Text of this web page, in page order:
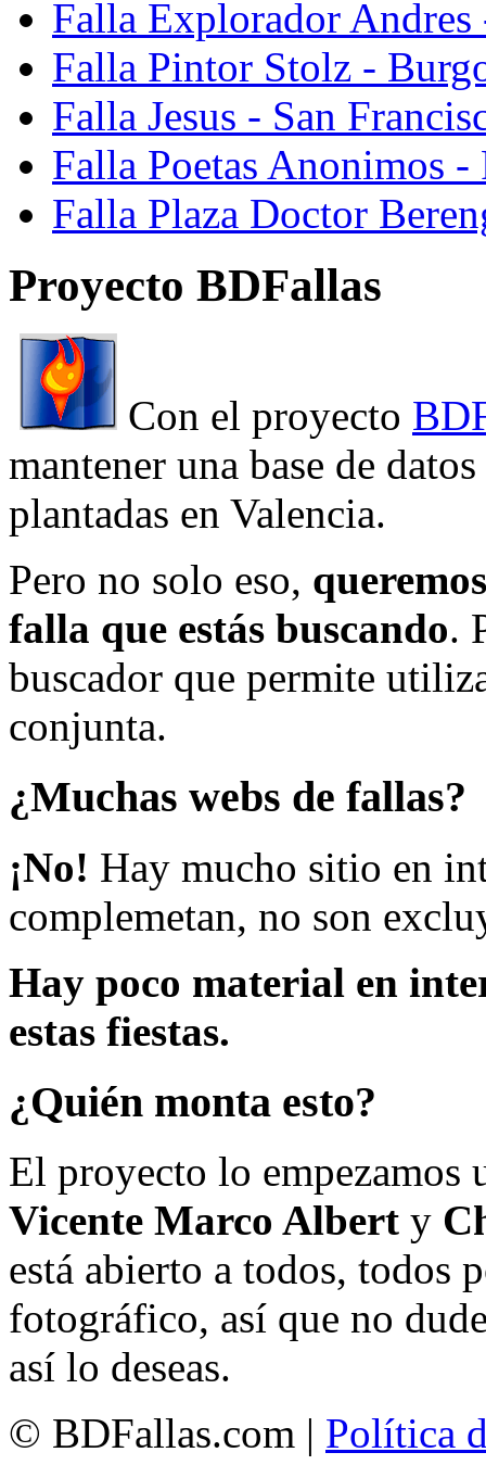
Falla Explorador Andres
Falla Pintor Stolz -
Falla Jesus - San
Falla Poetas Anonimos
Falla Plaza Doctor
Proyecto BDFallas
Con el proyecto
mantener una base de
plantadas en Valencia.
Pero no solo eso,
falla que estás buscando.
buscador que permite
conjunta.
¿Muchas webs de fallas?
¡No! Hay mucho sitio en
complemetan, no son
Hay poco material en
estas fiestas.
¿Quién monta esto?
El proyecto lo empezamos
Vicente Marco Albert y
está abierto a todos, todos
fotográfico, así que no
así lo deseas.
© BDFallas.com | Política